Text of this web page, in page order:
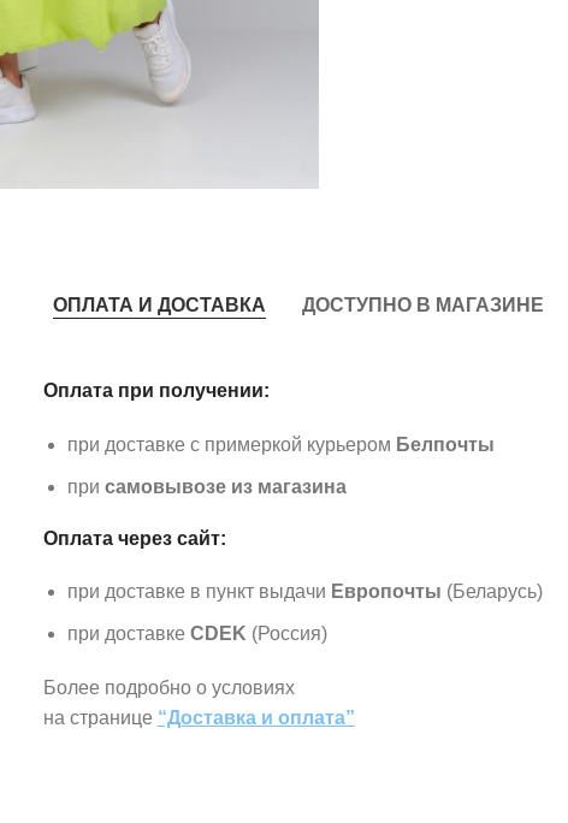
ОПЛАТА И ДОСТАВКА ДОСТУПНО В МАГАЗИНЕ
Оплата при получении:
при доставке с примеркой курьером Белпочты
при самовывозе из магазина
Оплата через сайт:
при доставке в пункт выдачи Европочты (Беларусь)
при доставке CDEK (Россия)
Более подробно о условиях
на странице “Доставка и оплата”